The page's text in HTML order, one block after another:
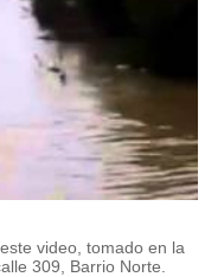
video, tomado en la
309, Barrio Norte.